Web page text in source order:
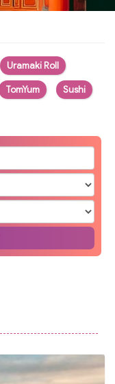
Uramaki Roll
TomYum Sushi